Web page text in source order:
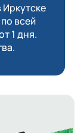
всей
1 дня.